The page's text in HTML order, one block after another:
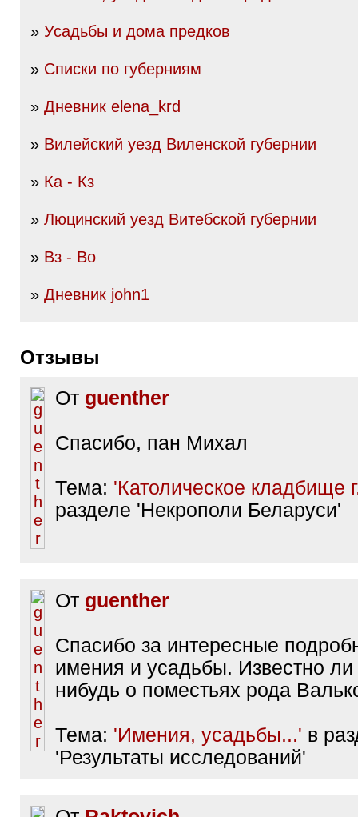
» Усадьбы и дома предков
» Списки по губерниям
» Дневник elena_krd
» Вилейский уезд Виленской губернии
» Ка - Кз
» Люцинский уезд Витебской губернии
» Вз - Во
» Дневник john1
Отзывы
От guenther
Спасибо, пан Михал
Тема: 'Католическое кладбище
разделе 'Некрополи Беларуси'
От guenther
Спасибо за интересные
имения и усадьбы. Известно
нибудь о поместьях рода
Тема: 'Имения, усадьбы...' в
'Результаты исследований'